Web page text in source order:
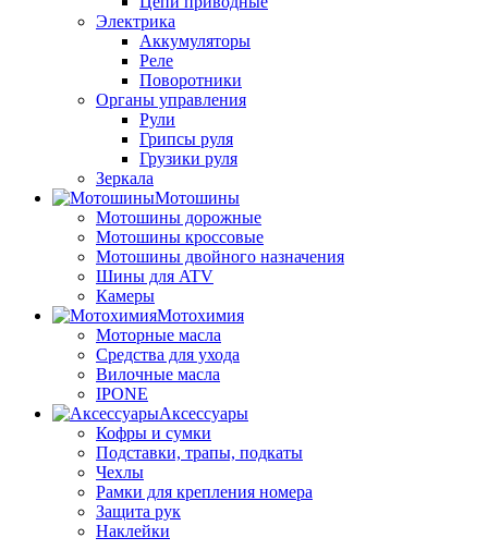
Электрика
Аккумуляторы
Реле
Поворотники
Органы управления
Рули
Грипсы руля
Грузики руля
Зеркала
Мотошины
Мотошины дорожные
Мотошины кроссовые
Мотошины двойного назначения
Шины для ATV
Камеры
Мотохимия
Моторные масла
Средства для ухода
Вилочные масла
IPONE
Аксессуары
Кофры и сумки
Подставки, трапы, подкаты
Чехлы
Рамки для крепления номера
Защита рук
Наклейки